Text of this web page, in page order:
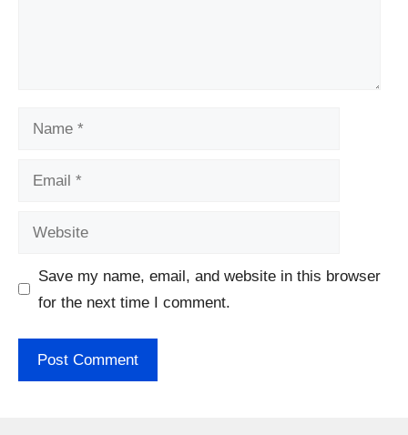
Name
Email
Website
Save my name, email, and website in this browser
for the next time I comment.